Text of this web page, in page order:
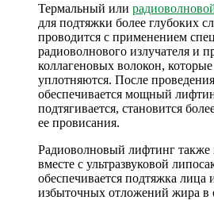
Термальный или
для подтяжки более глубоких
проводится с применением
радиоволнового излучателя и
коллагеновых волокон,
уплотняются. После
обеспечивается мощный
подтягивается, становится
ее провисания.
Радиоволновый лифтинг также
вместе с ультразвуковой
обеспечивается подтяжка лица
избыточных отложений жира в